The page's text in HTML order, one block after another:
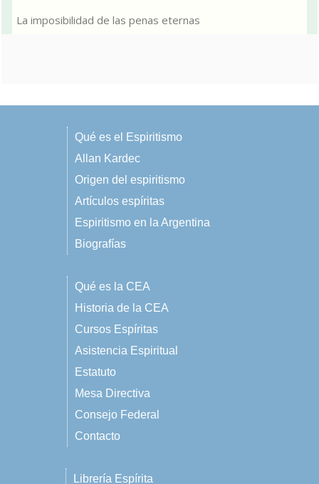
La imposibilidad de las penas eternas
Qué es el Espiritismo
Allan Kardec
Origen del espiritismo
Artículos espíritas
Espiritismo en la Argentina
Biografías
Qué es la CEA
Historia de la CEA
Cursos Espíritas
Asistencia Espiritual
Estatuto
Mesa Directiva
Consejo Federal
Contacto
Librería Espírita